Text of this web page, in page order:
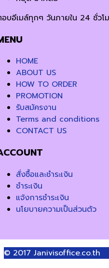
บอีเมล์ทุกๆ วันภายใน 24 ชั่วโ
HOME
ABOUT US
HOW TO ORDER
PROMOTION
รับสมัครงาน
Terms and conditions
CONTACT US
สั่งซื้อและชำระเงิน
ชำระเงิน
แจ้งการชำระเงิน
นโยบายความเป็นส่วนตัว
© 2017 Janivisoffice.co.th